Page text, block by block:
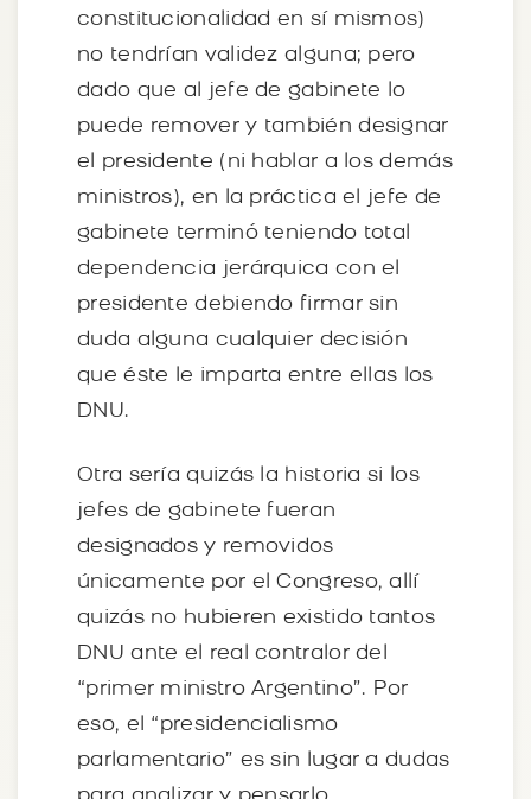
constitucionalidad en sí mismos)
no tendrían validez alguna; pero
dado que al jefe de gabinete lo
puede remover y también designar
el presidente (ni hablar a los demás
ministros), en la práctica el jefe de
gabinete terminó teniendo total
dependencia jerárquica con el
presidente debiendo firmar sin
duda alguna cualquier decisión
que éste le imparta entre ellas los
DNU.
Otra sería quizás la historia si los
jefes de gabinete fueran
designados y removidos
únicamente por el Congreso, allí
quizás no hubieren existido tantos
DNU ante el real contralor del
“primer ministro Argentino”. Por
eso, el “presidencialismo
parlamentario” es sin lugar a dudas